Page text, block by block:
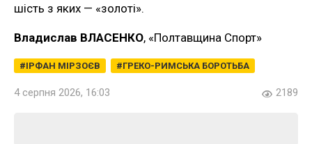
шість з яких — «золоті».
Владислав ВЛАСЕНКО, «Полтавщина Спорт»
ІРФАН МІРЗОЄВ ГРЕКО-РИМСЬКА БОРОТЬБА
4 серпня 2026, 16:03 2189